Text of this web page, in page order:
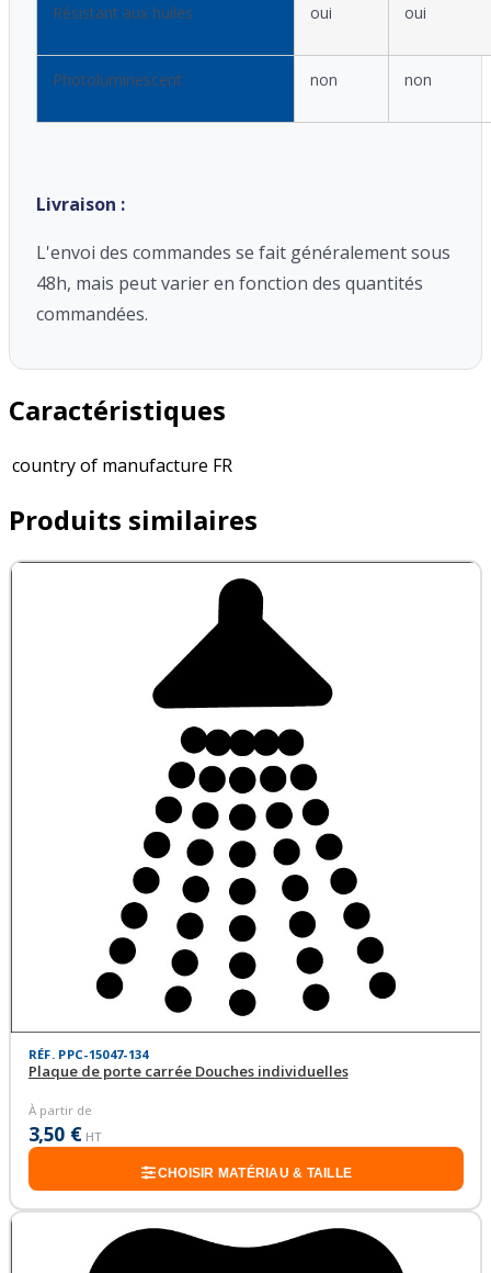
Résistant aux huiles oui oui
Photoluminescent non non
Livraison :
L'envoi des commandes se fait généralement sous
48h, mais peut varier en fonction des quantités
commandées.
Caractéristiques
country of manufacture FR
Produits similaires
RÉF. PPC-15047-134
Plaque de porte carrée Douches individuelles
À partir de
3,50 € HT
CHOISIR MATÉRIAU & TAILLE